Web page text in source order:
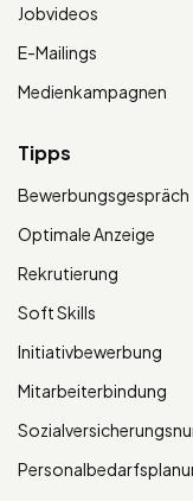
Jobvideos
E-Mailings
Medienkampagnen
Tipps
Bewerbungsgespräch
Optimale Anzeige
Rekrutierung
Soft Skills
Initiativbewerbung
Mitarbeiterbindung